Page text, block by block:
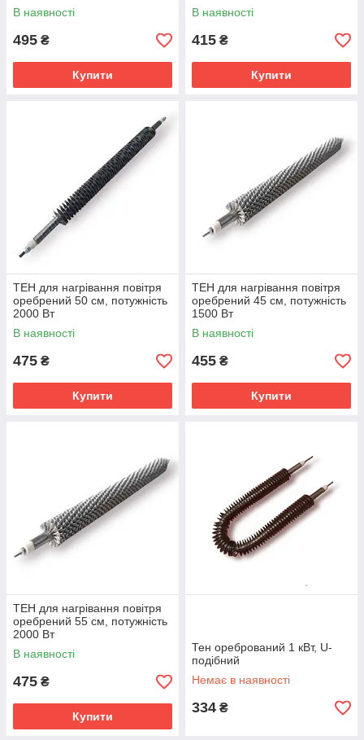
В наявності
495 ₴
Купити
В наявності
415 ₴
Купити
ТЕН для нагрівання повітря
оребрений 50 см, потужність
2000 Вт
В наявності
475 ₴
Купити
ТЕН для нагрівання повітря
оребрений 45 см, потужність
1500 Вт
В наявності
455 ₴
Купити
ТЕН для нагрівання повітря
оребрений 55 см, потужність
2000 Вт
В наявності
475 ₴
Купити
Тен оребрований 1 кВт, U-
подібний
Немає в наявності
334 ₴